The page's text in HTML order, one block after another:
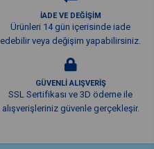
İADE VE DEĞİŞİM
Ürünleri 14 gün içerisinde iade
edebilir veya değişim yapabilirsiniz.
GÜVENLİ ALIŞVERİŞ
SSL Sertifikası ve 3D ödeme ile
alışverişleriniz güvenle gerçekleşir.